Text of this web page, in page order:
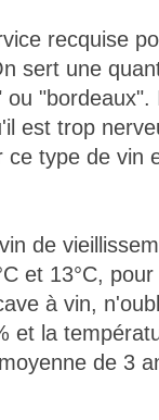
recquise
sert une
est trop
ce type de vin
de
et 13°C,
à vin,
et la
de 3